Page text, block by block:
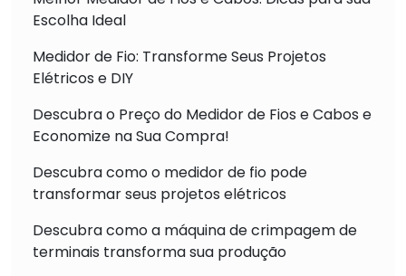
Escolha Ideal
Medidor de Fio: Transforme Seus Projetos
Elétricos e DIY
Descubra o Preço do Medidor de Fios e Cabos e
Economize na Sua Compra!
Descubra como o medidor de fio pode
transformar seus projetos elétricos
Descubra como a máquina de crimpagem de
terminais transforma sua produção